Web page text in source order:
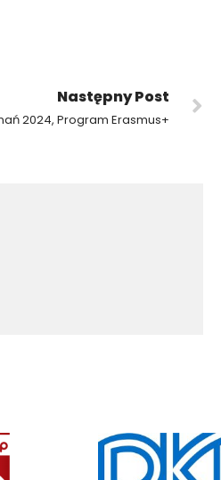
Następny Post
2024, Program Erasmus+